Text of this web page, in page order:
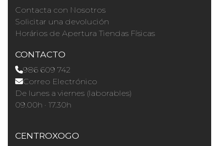
Contacta con Nosotros
Solicitar una devolución
Horários de Apertura Tiendas Físicas
CONTACTO
986 609 742
Correo Electrónico
De lunes a viernes (laborables)
09.00h · 17.30h
CENTROXOGO